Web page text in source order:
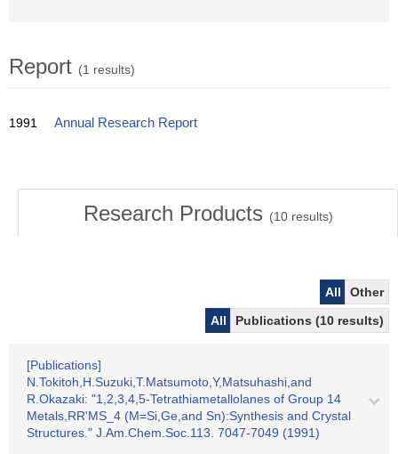
Report (1 results)
1991 Annual Research Report
Research Products (10results)
All
Other
All
Publications (10 results)
[Publications]
N.Tokitoh,H.Suzuki,T.Matsumoto,Y,Matsuhashi,and
R.Okazaki: "1,2,3,4,5-Tetrathiametallolanes of Group 14
Metals,RR'MS_4 (M=Si,Ge,and Sn):Synthesis and Crystal
Structures." J.Am.Chem.Soc.113. 7047-7049 (1991)